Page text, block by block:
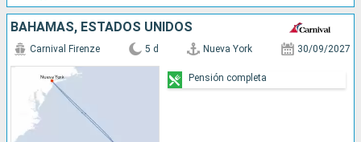
BAHAMAS, ESTADOS UNIDOS
Carnival Firenze 5 d Nueva York 30/09/2027
Pensión completa